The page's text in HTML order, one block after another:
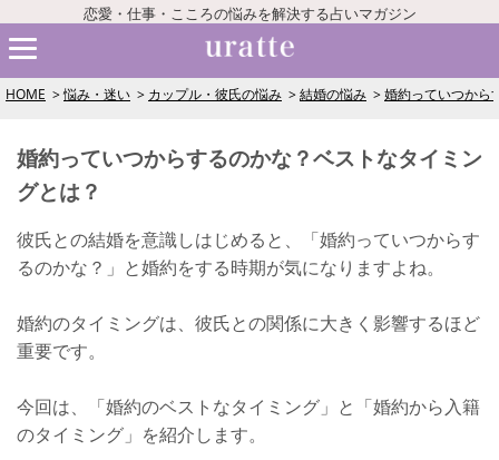
恋愛・仕事・こころの悩みを解決する占いマガジン
HOME 悩み・迷い カップル・彼氏の悩み 結婚の悩み 婚約っていつから
婚約っていつからするのかな？ベストなタイミン
グとは？
彼氏との結婚を意識しはじめると、「婚約っていつからす
るのかな？」と婚約をする時期が気になりますよね。
婚約のタイミングは、彼氏との関係に大きく影響するほど
重要です。
今回は、「婚約のベストなタイミング」と「婚約から入籍
のタイミング」を紹介します。